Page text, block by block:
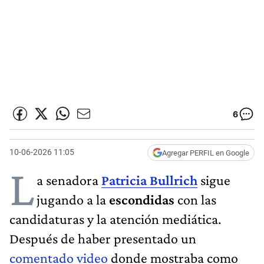
6
10-06-2026 11:05 Agregar PERFIL en Google
La senadora Patricia Bullrich sigue
jugando a la escondidas con las
candidaturas y la atención mediática.
Después de haber presentado un
comentado video donde mostraba como